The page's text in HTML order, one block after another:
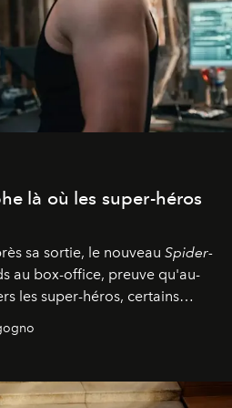
là où les super-héros
sa sortie, le nouveau Spider-
au box-office, preuve qu'au-
les super-héros, certains